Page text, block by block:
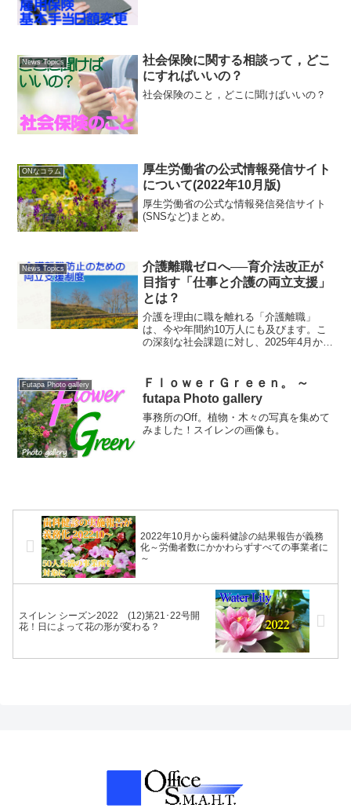
News Topics
社会保険に関する相談って，どこ
にすればいいの？
社会保険のこと，どこに聞けばいいの？
ONなコラム
厚生労働省の公式情報発信サイト
について(2022年10月版)
厚生労働省の公式な情報発信発信サイト
(SNSなど)まとめ。
News Topics
介護離職ゼロへ──育介法改正が
目指す「仕事と介護の両立支援」
とは？
介護を理由に職を離れる「介護離職」
は、今や年間約10万人にも及びます。こ
の深刻な社会課題に対し、2025年4月から
Futapa Photo gallery
ＦｌｏｗｅｒＧｒｅｅｎ。 ～
futapa Photo gallery
事務所のOff。植物・木々の写真を集めて
みました！スイレンの画像も。
2022年10月から歯科健診の結果報告が義務
化～労働者数にかかわらずすべての事業者に
～
スイレン シーズン2022 (12)第21･22号開
花！日によって花の形が変わる？